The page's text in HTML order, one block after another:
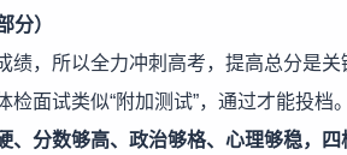
分）
绩，所以全力冲刺高考，提高总分是关
检面试类似“附加测试”，通过才能投档
、分数够高、政治够格、心理够稳，四